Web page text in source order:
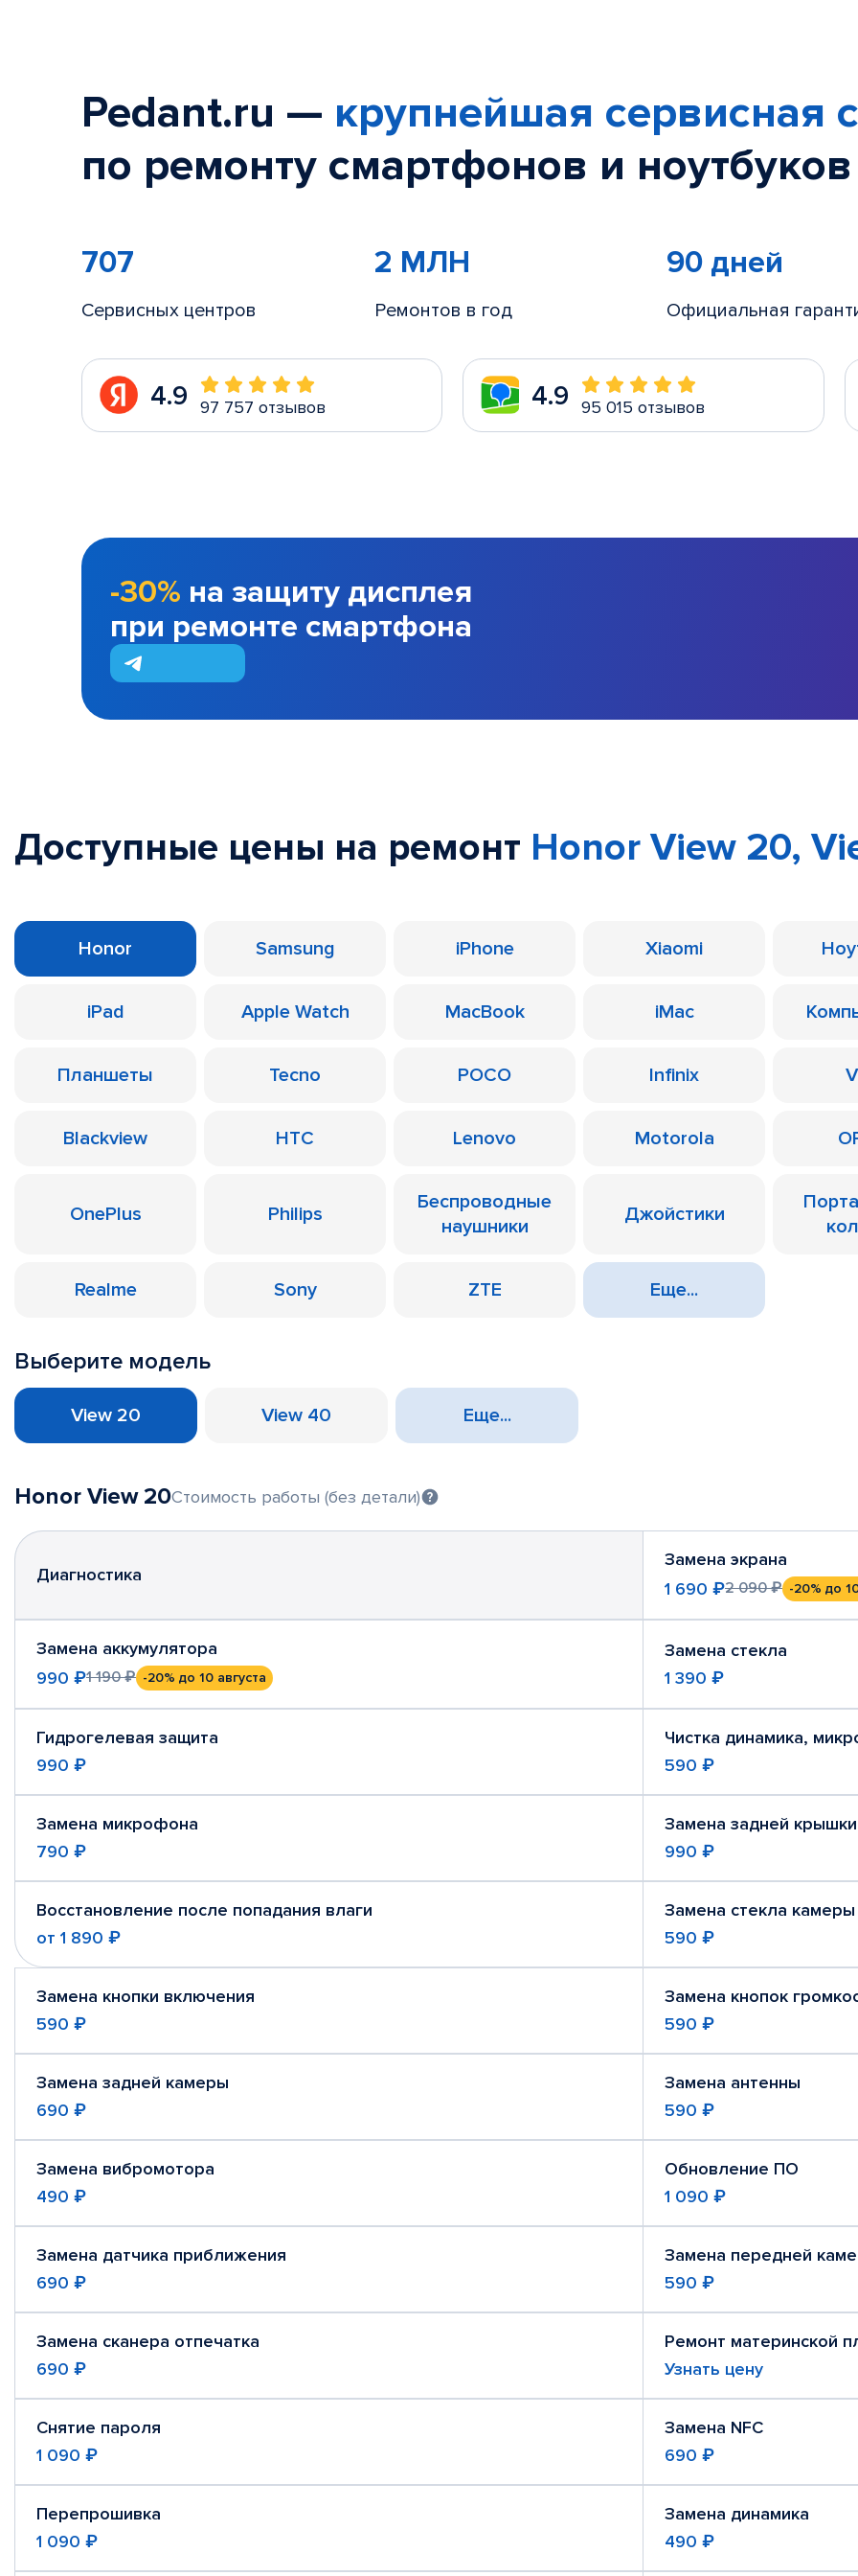
Pedant.ru — крупнейшая сервисная
по ремонту смартфонов и
707
Сервисных центров
2 МЛН
Ремонтов в год
90 дней
Официальная
4.9 97 757 отзывов 4.9 95 015 отзывов
-30% на защиту дисплея
при ремонте смартфона
Доступные цены на ремонт Honor View 20,
Honor Samsung iPhone Xiaomi
iPad Apple Watch MacBook iMac
Планшеты Tecno POCO Infinix
Blackview HTC Lenovo Motorola
OnePlus Philips
Беспроводные
наушники
Джойстики
Realme Sony ZTE Еще...
Выберите модель
View 20 View 40 Еще...
Honor View 20Стоимость работы (без детали)
Диагностика
Замена экрана
1 690 ₽2 090 ₽ -20% до
Замена аккумулятора
990 ₽1 190 ₽ -20% до 10 августа
Замена стекла
1 390 ₽
Гидрогелевая защита
990 ₽
Чистка динамика,
590 ₽
Замена микрофона
790 ₽
Замена задней крышки
990 ₽
Восстановление после попадания влаги
от 1 890 ₽
Замена стекла камеры
590 ₽
Замена кнопки включения
590 ₽
Замена кнопок
590 ₽
Замена задней камеры
690 ₽
Замена антенны
590 ₽
Замена вибромотора
490 ₽
Обновление ПО
1 090 ₽
Замена датчика приближения
690 ₽
Замена передней
590 ₽
Замена сканера отпечатка
690 ₽
Ремонт материнской
Узнать цену
Снятие пароля
1 090 ₽
Замена NFC
690 ₽
Перепрошивка
1 090 ₽
Замена динамика
490 ₽